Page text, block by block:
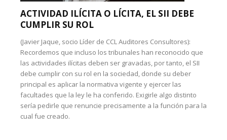
ACTIVIDAD ILÍCITA O LÍCITA, EL SII DEBE
CUMPLIR SU ROL
(Javier Jaque, socio Líder de CCL Auditores Consultores):
Recordemos que incluso los tribunales han reconocido que
las actividades ilícitas deben ser gravadas, por tanto, el SII
debe cumplir con su rol en la sociedad, donde su deber
principal es aplicar la normativa vigente y ejercer las
facultades que la ley le ha conferido. Exigirle algo distinto
sería pedirle que renuncie precisamente a la función para la
cual fue creado.